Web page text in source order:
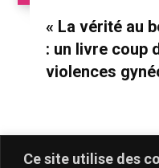
Ce site utilise des
« La vérité au
: un livre coup
violences